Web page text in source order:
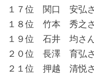
１７位 関口 安弘
１８位 竹本 秀之
１９位 石井 均さ
２０位 長澤 育弘
２１位 押越 清悦